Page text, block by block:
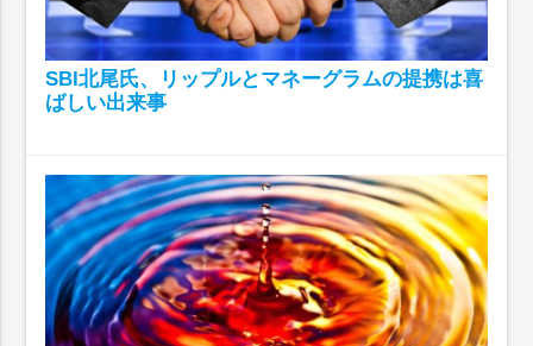
SBI北尾氏、リップルとマネーグラムの提携は喜
ばしい出来事